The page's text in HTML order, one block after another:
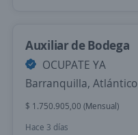
Auxiliar de Bodega
OCUPATE YA
Barranquilla, Atlántico
$ 1.750.905,00 (Mensual)
Hace 3 días